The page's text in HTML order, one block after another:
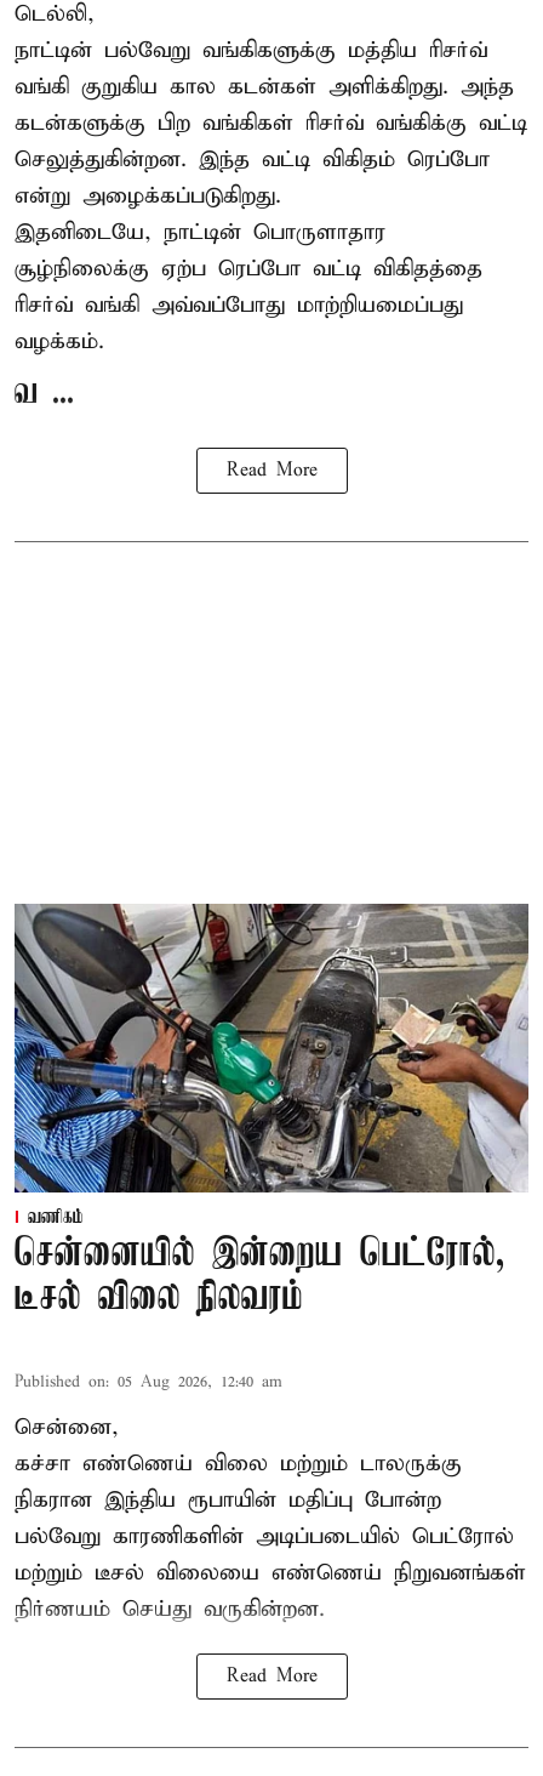
டெல்லி,
நாட்டின் பல்வேறு வங்கிகளுக்கு மத்திய ரிசர்வ்
வங்கி குறுகிய கால கடன்கள் அளிக்கிறது. அந்த
கடன்களுக்கு பிற வங்கிகள் ரிசர்வ் வங்கிக்கு வட்டி
செலுத்துகின்றன. இந்த வட்டி விகிதம் ரெப்போ
என்று அழைக்கப்படுகிறது.
இதனிடையே, நாட்டின் பொருளாதார
சூழ்நிலைக்கு ஏற்ப ரெப்போ வட்டி விகிதத்தை
ரிசர்வ் வங்கி அவ்வப்போது மாற்றியமைப்பது
வழக்கம்.
வ ...
Read More
வணிகம்
சென்னையில் இன்றைய பெட்ரோல்,
டீசல் விலை நிலவரம்
Published on: 05 Aug 2026, 12:40 am
சென்னை,
கச்சா எண்ணெய் விலை மற்றும் டாலருக்கு
நிகரான இந்திய ரூபாயின் மதிப்பு போன்ற
பல்வேறு காரணிகளின் அடிப்படையில் பெட்ரோல்
மற்றும் டீசல் விலையை எண்ணெய் நிறுவனங்கள்
நிர்ணயம் செய்து வருகின்றன.
Read More